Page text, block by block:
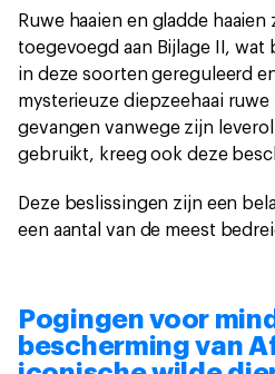
Ruwe haaien en gladde
toegevoegd aan Bijlage II, wat
in deze soorten gereguleerd
mysterieuze diepzeehaai
gevangen vanwege zijn
gebruikt, kreeg ook deze
Deze beslissingen zijn een
een aantal van de meest
Pogingen voor
bescherming van